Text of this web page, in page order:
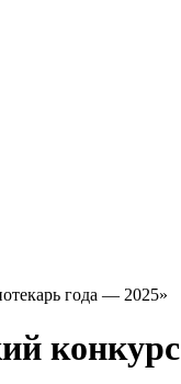
года — 2025»